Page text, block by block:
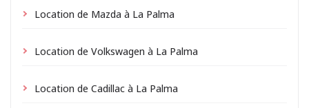
Location de Mazda à La Palma
Location de Volkswagen à La Palma
Location de Cadillac à La Palma